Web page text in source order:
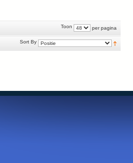
Toon per pagina
Sort By